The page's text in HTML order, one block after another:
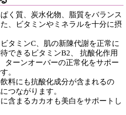
く質、炭水化物、脂質をバランス
、ビタミンやミネラルを十分に摂
タミンC、肌の新陳代謝を正常に
できるビタミンB2、 抗酸化作用
ターンオーバーの正常化をサポー
。
料にも抗酸化成分が含まれるの
つながります。
含まるカカオも美白をサポートし